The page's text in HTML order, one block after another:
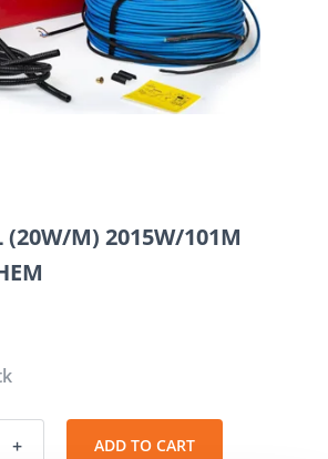
(20W/M) 2015W/101M
+ ADD TO CART